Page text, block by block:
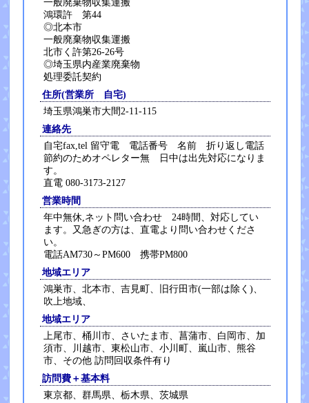
一般廃棄物収集運搬
鴻環許 第44
◎北本市
一般廃棄物収集運搬
北市く許第26-26号
◎埼玉県内産業廃棄物
処理委託契約
住所(営業所 自宅)
埼玉県鴻巣市大間2-11-115
連絡先
自宅fax,tel 留守電 電話番号 名前 折り返し電話
節約のためオペレター無 日中は出先対応になりま
す。
直電 080-3173-2127
営業時間
年中無休,ネット問い合わせ 24時間、対応してい
ます。又急ぎの方は、直電より問い合わせくださ
い。
電話AM730～PM600 携帯PM800
地域エリア
鴻巣市、北本市、吉見町、旧行田市(一部は除く)、
吹上地域、
地域エリア
上尾市、桶川市、さいたま市、菖蒲市、白岡市、加
須市、川越市、東松山市、小川町、嵐山市、熊谷
市、その他 訪問回収条件有り
訪問費＋基本料
東京都、群馬県、栃木県、茨城県